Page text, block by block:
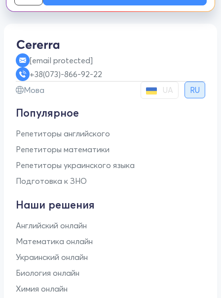
[email protected]
+38(073)-866-92-22
Мова
UA RU
Популярное
Репетиторы английского
Репетиторы математики
Репетиторы украинского языка
Подготовка к ЗНО
Наши решения
Английский онлайн
Математика онлайн
Украинский онлайн
Биология онлайн
Химия онлайн